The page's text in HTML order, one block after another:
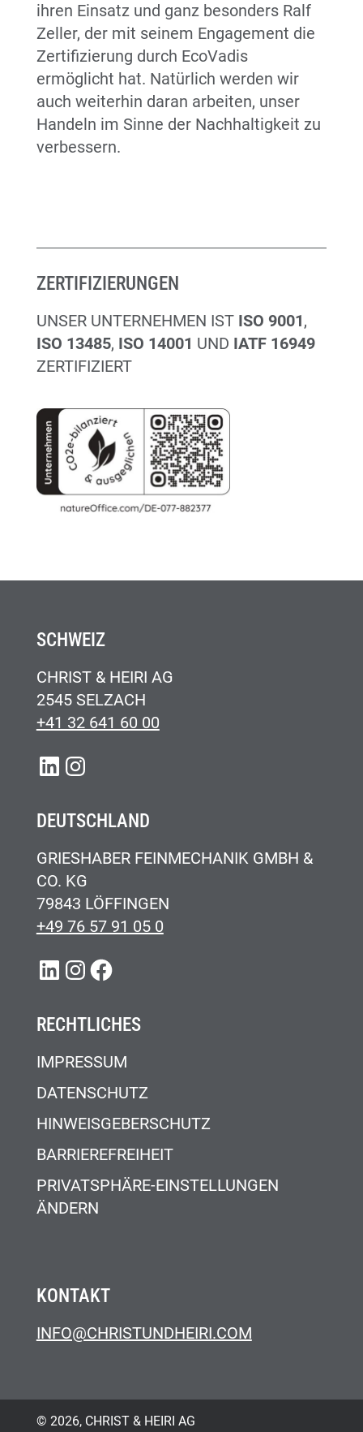
ihren Einsatz und ganz besonders Ralf
Zeller, der mit seinem Engagement die
Zertifizierung durch EcoVadis
ermöglicht hat. Natürlich werden wir
auch weiterhin daran arbeiten, unser
Handeln im Sinne der Nachhaltigkeit zu
verbessern.
ZERTIFIZIERUNGEN
UNSER UNTERNEHMEN IST ISO 9001,
ISO 13485, ISO 14001 UND IATF 16949
ZERTIFIZIERT
SCHWEIZ
CHRIST & HEIRI AG
2545 SELZACH
+41 32 641 60 00
LINKEDIN
INSTAGRAM
DEUTSCHLAND
GRIESHABER FEINMECHANIK GMBH &
CO. KG
79843 LÖFFINGEN
+49 76 57 91 05 0
LINKEDIN
INSTAGRAM
FACEBOOK
RECHTLICHES
IMPRESSUM
DATENSCHUTZ
HINWEISGEBERSCHUTZ
BARRIEREFREIHEIT
PRIVATSPHÄRE-EINSTELLUNGEN
ÄNDERN
KONTAKT
INFO@CHRISTUNDHEIRI.COM
© 2026, CHRIST & HEIRI AG